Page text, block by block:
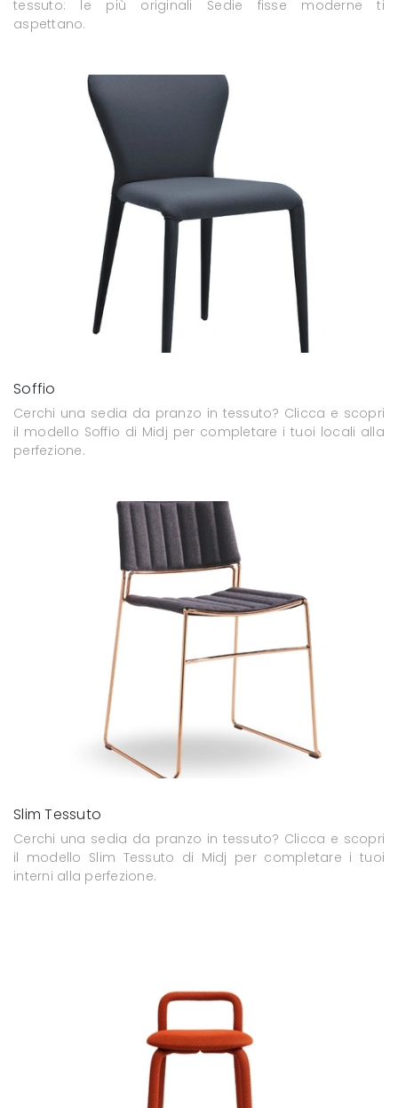
tessuto: le più originali Sedie fisse moderne ti
aspettano.
Soffio
Cerchi una sedia da pranzo in tessuto? Clicca e scopri
il modello Soffio di Midj per completare i tuoi locali alla
perfezione.
Slim Tessuto
Cerchi una sedia da pranzo in tessuto? Clicca e scopri
il modello Slim Tessuto di Midj per completare i tuoi
interni alla perfezione.